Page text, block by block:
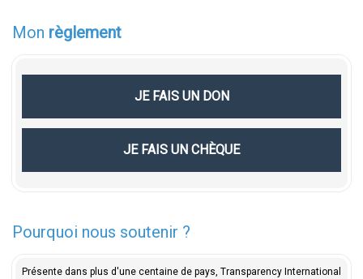
Mon règlement
JE FAIS UN DON
JE FAIS UN CHÈQUE
Pourquoi nous soutenir ?
Présente dans plus d'une centaine de pays, Transparency International